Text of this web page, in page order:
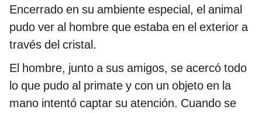
Encerrado en su ambiente especial, el animal
pudo ver al hombre que estaba en el exterior a
través del cristal.
El hombre, junto a sus amigos, se acercó todo
lo que pudo al primate y con un objeto en la
mano intentó captar su atención. Cuando se